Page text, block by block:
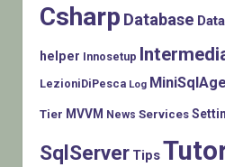
Csharp Database
helper Innosetup
LezioniDiPesca Log
Tier MVVM News Services
SqlServer Tips